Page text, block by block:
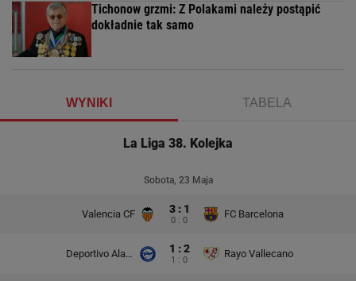
Tichonow grzmi: Z Polakami należy postąpić
dokładnie tak samo
WYNIKI TABELA
La Liga 38. Kolejka
Sobota, 23 Maja
Valencia CF 3 : 1
0 : 0
FC Barcelona
Deportivo Alaves 1 : 2
1 : 0
Rayo Vallecano